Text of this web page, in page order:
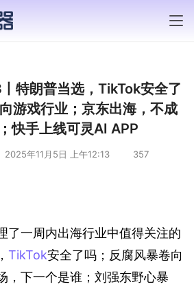
特朗普当选，TikTok安全了
游戏行业；京东出海，不成
快手上线可灵AI APP
2025年11月5日 上午12:13 357
了一周内出海行业中值得关注的
TikTok安全了吗；反腐风暴卷向
，下一个是谁；刘强东野心暴